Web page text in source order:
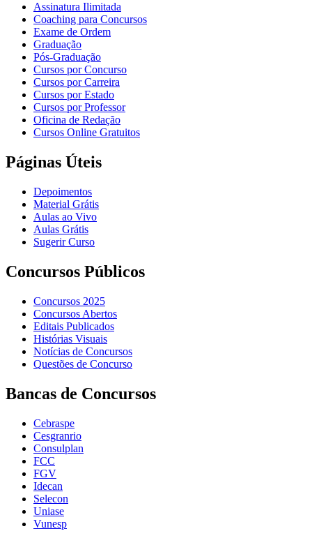
Assinatura Ilimitada
Coaching para Concursos
Exame de Ordem
Graduação
Pós-Graduação
Cursos por Concurso
Cursos por Carreira
Cursos por Estado
Cursos por Professor
Oficina de Redação
Cursos Online Gratuitos
Páginas Úteis
Depoimentos
Material Grátis
Aulas ao Vivo
Aulas Grátis
Sugerir Curso
Concursos Públicos
Concursos 2025
Concursos Abertos
Editais Publicados
Histórias Visuais
Notícias de Concursos
Questões de Concurso
Bancas de Concursos
Cebraspe
Cesgranrio
Consulplan
FCC
FGV
Idecan
Selecon
Uniase
Vunesp